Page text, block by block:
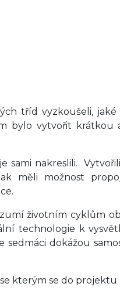
tříd vyzkoušeli,
bylo vytvořit krátkou
sami nakreslili.
měli možnost
životním cyklům
technologie k
dokážou
kterým se do projektu